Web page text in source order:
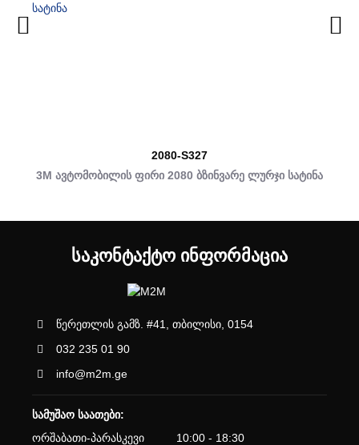
2080-S327
3M ავტომობილის ფირი 2080 ბზინვარე ლურჯი სატინა
ᲡᲐᲙᲝᲜᲢᲐᲥᲢᲝ ᲘᲜᲤᲝᲠᲛᲐᲪᲘᲐ
წერეთლის გამზ. #41, თბილისი, 0154
032 235 01 90
info@m2m.ge
სამუშაო საათები:
ორშაბათი-პარასკევი
10:00 - 18:30